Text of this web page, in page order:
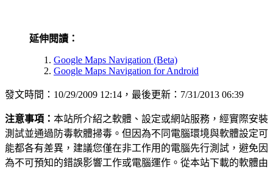
延伸閱讀：
Google Maps Navigation (Beta)
Google Maps Navigation for Android
發文時間：10/29/2009 12:14，最後更新：7/31/2013 06:39
注意事項： 本站所介紹之軟體、設定或網站服務，經實際安裝
測試並通過防毒軟體掃毒。但因為不同電腦環境與軟體設定可
能都各有差異，建議您僅在非工作用的電腦先行測試，避免因
為不可預知的錯誤影響工作或電腦運作。從本站下載的軟體由